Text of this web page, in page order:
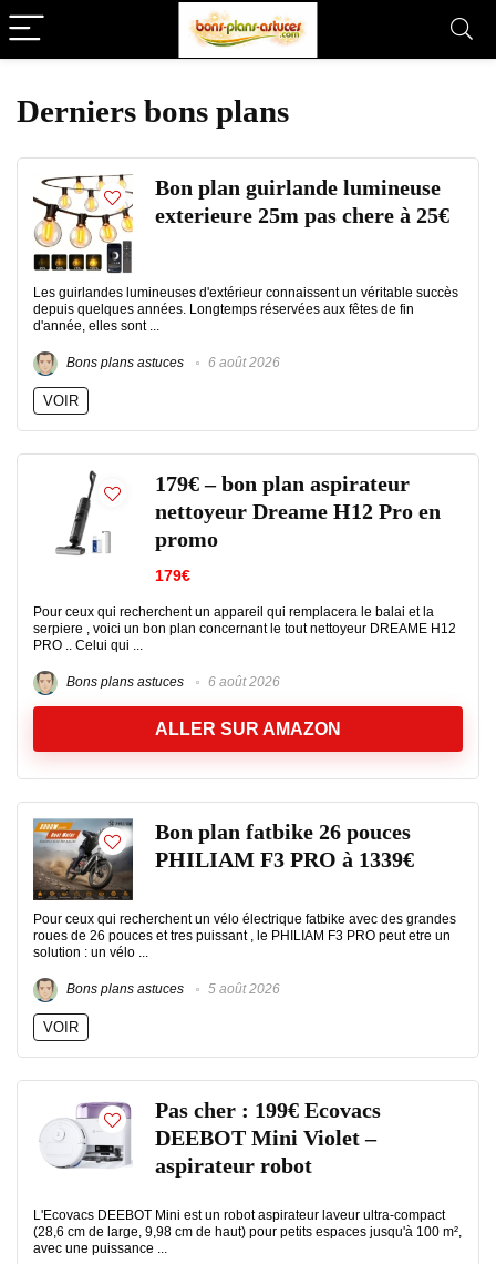
Derniers bons plans
Bon plan guirlande lumineuse
exterieure 25m pas chere à 25€
Les guirlandes lumineuses d'extérieur connaissent un véritable succès
depuis quelques années. Longtemps réservées aux fêtes de fin
d'année, elles sont ...
Bons plans astuces 6 août 2026
VOIR
179€ – bon plan aspirateur
nettoyeur Dreame H12 Pro en
promo
179€
Pour ceux qui recherchent un appareil qui remplacera le balai et la
serpiere , voici un bon plan concernant le tout nettoyeur DREAME H12
PRO .. Celui qui ...
Bons plans astuces 6 août 2026
ALLER SUR AMAZON
Bon plan fatbike 26 pouces
PHILIAM F3 PRO à 1339€
Pour ceux qui recherchent un vélo électrique fatbike avec des grandes
roues de 26 pouces et tres puissant , le PHILIAM F3 PRO peut etre un
solution : un vélo ...
Bons plans astuces 5 août 2026
VOIR
Pas cher : 199€ Ecovacs
DEEBOT Mini Violet –
aspirateur robot
L'Ecovacs DEEBOT Mini est un robot aspirateur laveur ultra-compact
(28,6 cm de large, 9,98 cm de haut) pour petits espaces jusqu'à 100 m²,
avec une puissance ...